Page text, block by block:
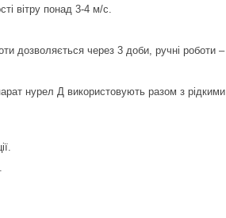
вітру понад 3-4 м/с.
дозволяється через 3 доби, ручні роботи –
нурел Д використовують разом з